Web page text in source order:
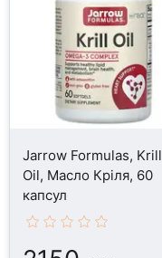
Jarrow Formulas, Krill
Oil, Масло Кріля, 60
капсул